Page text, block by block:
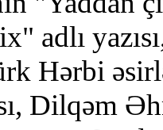
adlı
Hərbi
Dilqəm